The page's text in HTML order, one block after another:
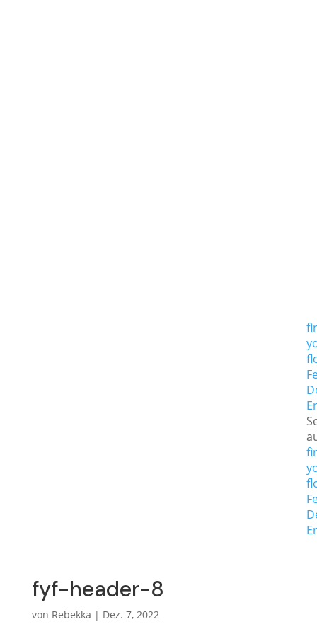
fyf-header-8
von Rebekka | Dez. 7, 2022